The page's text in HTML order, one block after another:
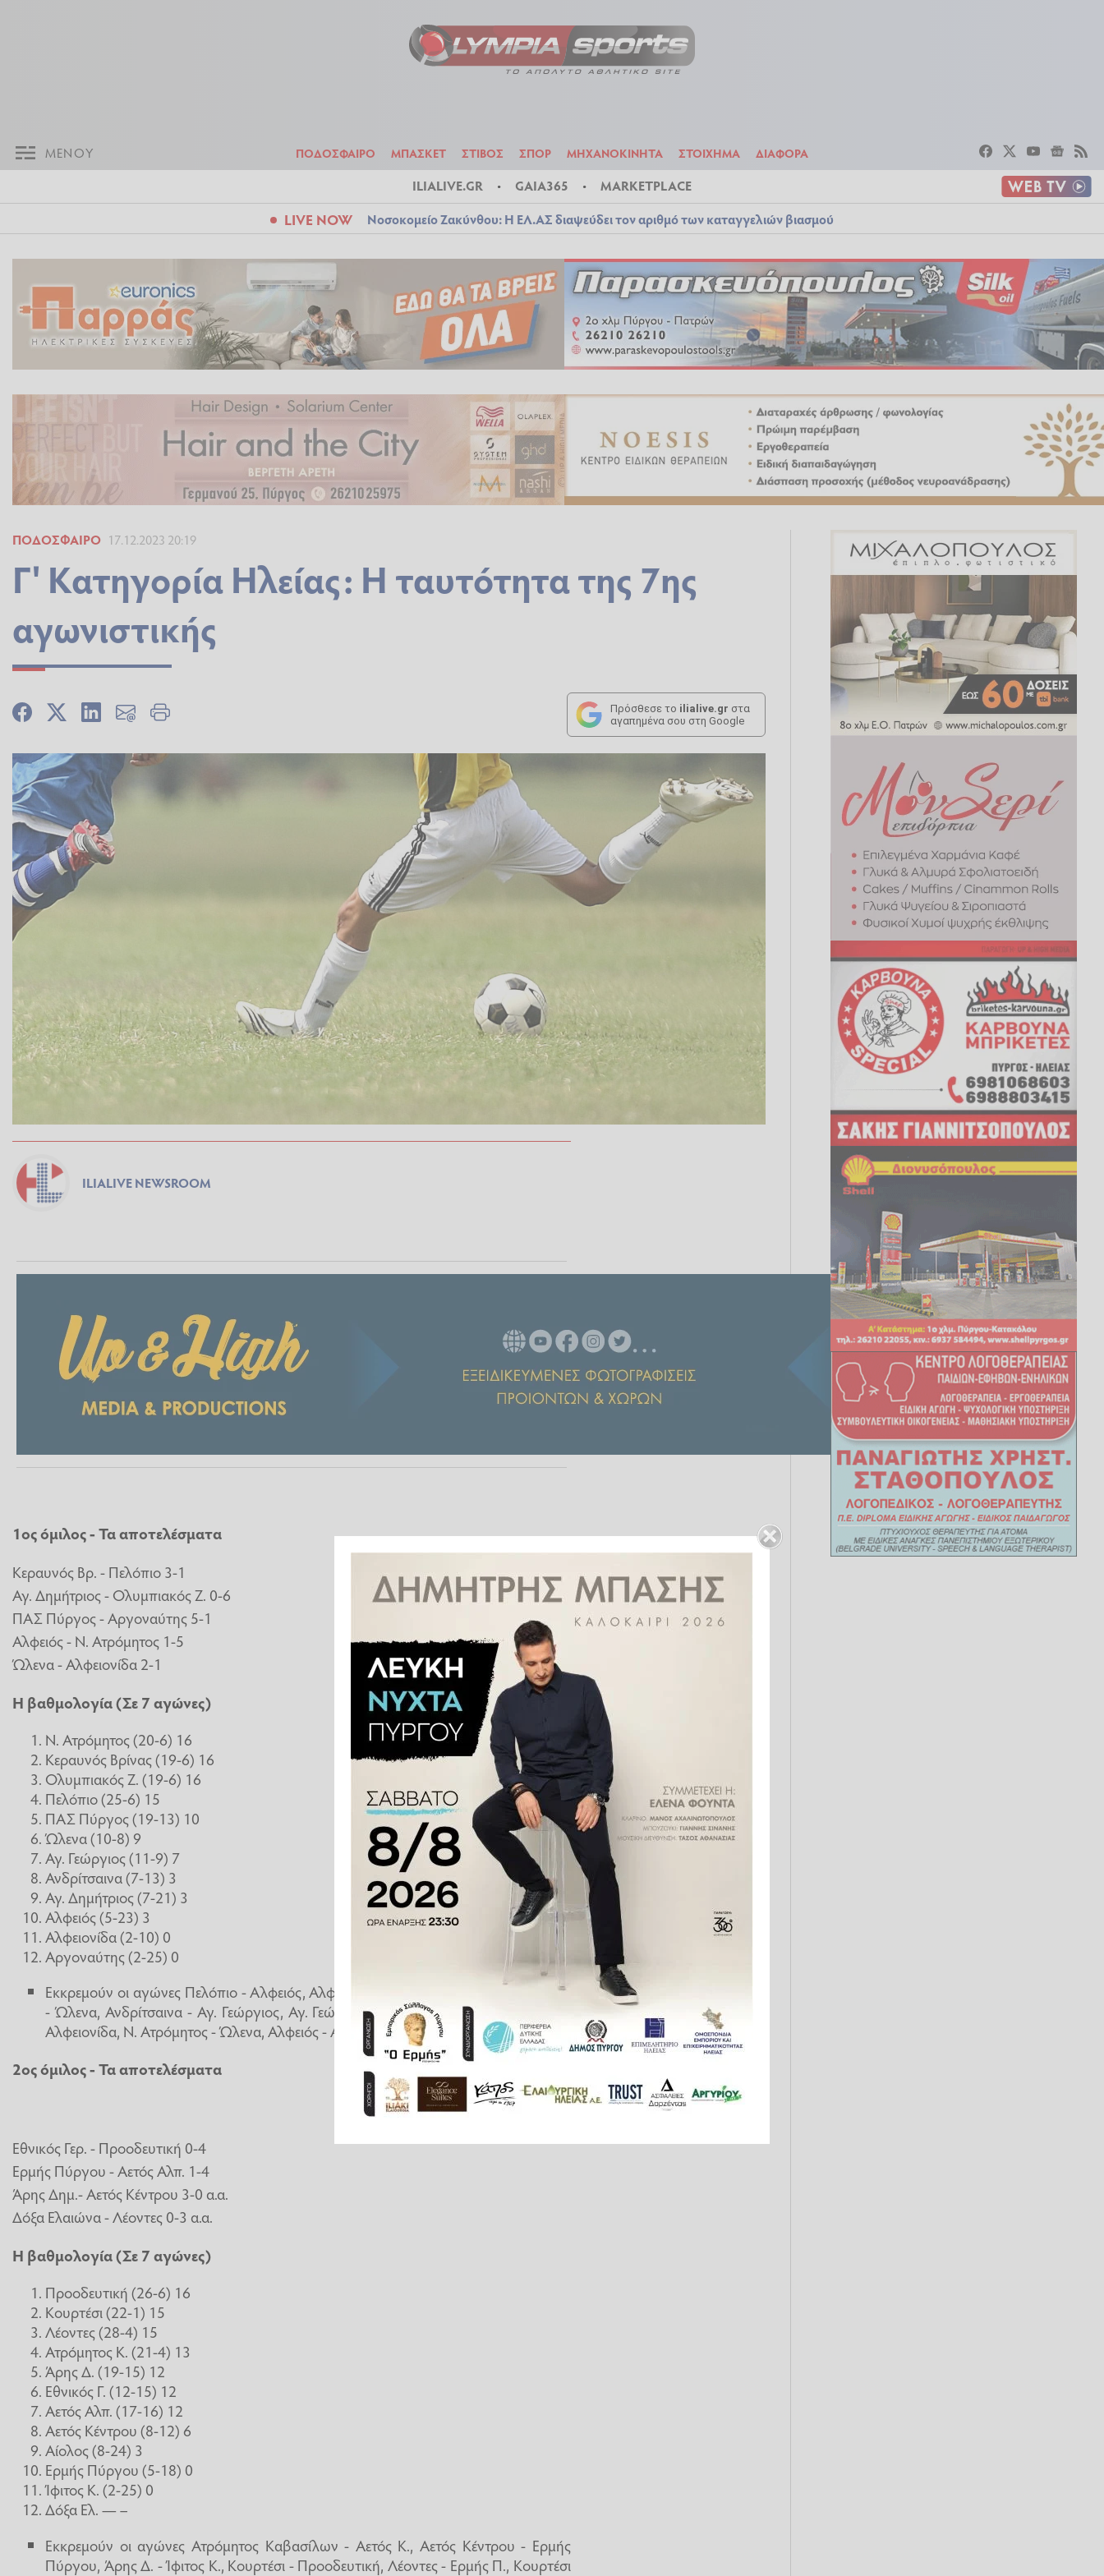
ΜΕΝΟΥ ΠΟΔΟΣΦΑΙΡΟ ΜΠΑΣΚΕΤ ΣΤΙΒΟΣ ΣΠΟΡ ΜΗΧΑΝΟΚΙΝΗΤΑ ΣΤΟΙΧΗΜΑ ΔΙΑΦΟΡΑ
ILIALIVE.GR GAIA365 MARKETPLACE
LIVE NOW Νοσοκομείο Ζακύνθου: Η ΕΛ.ΑΣ διαψεύδει τον αριθμό των καταγγελιών βιασμού
ΠΟΔΟΣΦΑΙΡΟ ΜΠΑΣΚΕΤ ΣΤΙΒΟΣ ΣΠΟΡ ΜΗΧΑΝΟΚΙΝΗΤΑ
ΠΟΔΌΣΦΑΙΡΟ 17.12.2023 20:19
Γ' Κατηγορία Ηλείας: Η ταυτότητα της 7ης
αγωνιστικής
Πρόσθεσε το ilialive.gr στα
αγαπημένα σου στη Google
ILIALIVE NEWSROOM
1ος όμιλος - Τα αποτελέσματα
Κεραυνός Βρ. - Πελόπιο 3-1
Αγ. Δημήτριος - Ολυμπιακός Ζ. 0-6
ΠΑΣ Πύργος - Αργοναύτης 5-1
Αλφειός - Ν. Ατρόμητος 1-5
Ώλενα - Αλφειονίδα 2-1
Η βαθμολογία (Σε 7 αγώνες)
Ν. Ατρόμητος (20-6) 16
Κεραυνός Βρίνας (19-6) 16
Ολυμπιακός Ζ. (19-6) 16
Πελόπιο (25-6) 15
ΠΑΣ Πύργος (19-13) 10
Ώλενα (10-8) 9
Αγ. Γεώργιος (11-9) 7
Ανδρίτσαινα (7-13) 3
Αγ. Δημήτριος (7-21) 3
Αλφειός (5-23) 3
Αλφειονίδα (2-10) 0
Αργοναύτης (2-25) 0
Εκκρεμούν οι αγώνες Πελόπιο - Αλφειός, Αλφειονίδα - Αγ. Δημήτριος, Αργοναύτης
- Ώλενα, Ανδρίτσαινα - Αγ. Γεώργιος, Αγ. Γεώργιος - Αγ. Δημήτριος, Ανδρίτσαινα -
Αλφειονίδα, Ν. Ατρόμητος - Ώλενα, Αλφειός - Αργοναύτης.
2ος όμιλος - Τα αποτελέσματα
Εθνικός Γερ. - Προοδευτική 0-4
Ερμής Πύργου - Αετός Αλπ. 1-4
Άρης Δημ.- Αετός Κέντρου 3-0 α.α.
Δόξα Ελαιώνα - Λέοντες 0-3 α.α.
Η βαθμολογία (Σε 7 αγώνες)
Προοδευτική (26-6) 16
Κουρτέσι (22-1) 15
Λέοντες (28-4) 15
Ατρόμητος Κ. (21-4) 13
Άρης Δ. (19-15) 12
Εθνικός Γ. (12-15) 12
Αετός Αλπ. (17-16) 12
Αετός Κέντρου (8-12) 6
Αίολος (8-24) 3
Ερμής Πύργου (5-18) 0
Ίφιτος Κ. (2-25) 0
Δόξα Ελ. — –
Εκκρεμούν οι αγώνες Ατρόμητος Καβασίλων - Αετός Κ., Αετός Κέντρου - Ερμής
Πύργου, Άρης Δ. - Ίφιτος Κ., Κουρτέσι - Προοδευτική, Λέοντες - Ερμής Π., Κουρτέσι